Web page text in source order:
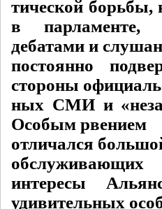
тической борьбы,
в парламенте,
дебатами и
постоянно
стороны
ных СМИ и
Особым рвением
отличался
обслуживающих
интересы
удивительных